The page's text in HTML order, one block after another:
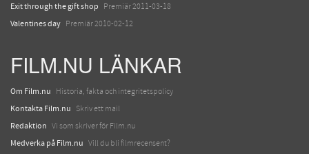
Exit through the gift shop Premiär 2011-03-18
Valentines day Premiär 2010-02-12
FILM.NU LÄNKAR
Om Film.nu Historia, fakta och integritetspolicy
Kontakta Film.nu Skriv ett mail
Redaktion Vi som skriver för Film.nu
Medverka på Film.nu Vill du bli filmrecensent?